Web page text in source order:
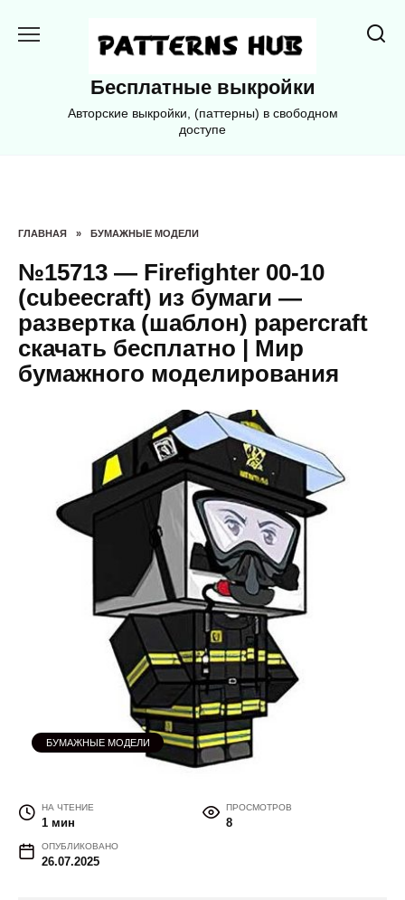
Бесплатные выкройки
Авторские выкройки, (паттерны) в свободном
доступе
ГЛАВНАЯ » БУМАЖНЫЕ МОДЕЛИ
№15713 — Firefighter 00-10
(cubeecraft) из бумаги —
развертка (шаблон) papercraft
скачать бесплатно | Мир
бумажного моделирования
БУМАЖНЫЕ МОДЕЛИ
НА ЧТЕНИЕ
1 мин
ПРОСМОТРОВ
8
ОПУБЛИКОВАНО
26.07.2025